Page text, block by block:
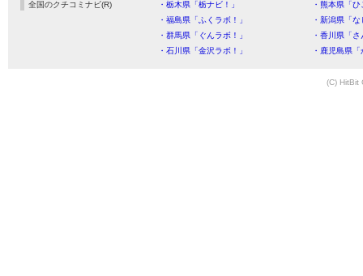
全国のクチコミナビ(R) ・栃木県「栃ナビ！」
・熊本県「
・福島県「ふくラボ！」
・新潟県「
・群馬県「ぐんラボ！」
・香川県「
・石川県「金沢ラボ！」
・鹿児島県
(C) HitBit